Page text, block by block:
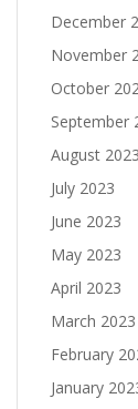
December
November
October
September
August 2023
July 2023
June 2023
May 2023
April 2023
March 2023
February
January